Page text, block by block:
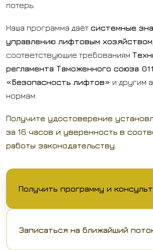
потерь.
Наша программа даёт системные
управлению лифтовым хозяйством
соответствующие требованиям
регламента Таможенного союза
«Безопасность лифтов» и другим
нормам.
Получите удостоверение
за 16 часов и уверенность в
работы законодательству.
Получить программу и
Записаться на ближайший